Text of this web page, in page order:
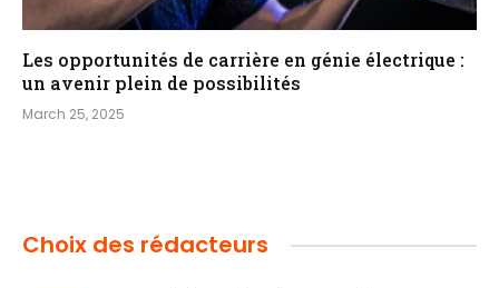
Les opportunités de carrière en génie électrique :
un avenir plein de possibilités
March 25, 2025
Choix des rédacteurs